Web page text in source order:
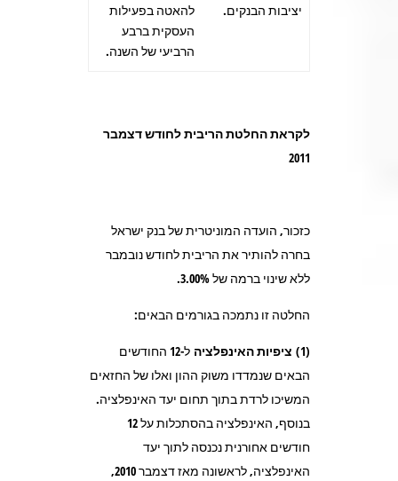
יציבות הבנקים.
להאטה בפעילות
העסקית ברבע
הרביעי של השנה.
לקראת החלטת הריבית לחודש דצמבר
2011
כזכור, הועדה המוניטרית של בנק ישראל
בחרה להותיר את הריבית לחודש נובמבר
ללא שינוי ברמה של 3.00%.
החלטה זו נתמכה בגורמים הבאים:
(1) ציפיות האינפלציה
ל-12 החודשים
הבאים שנמדדו משוק ההון ואלו של החזאים
המשיכו לרדת בתוך תחום יעד האינפלציה.
בנוסף, האינפלציה בהסתכלות על 12
חודשים אחורנית נכנסה לתוך יעד
האינפלציה, לראשונה מאז דצמבר 2010,